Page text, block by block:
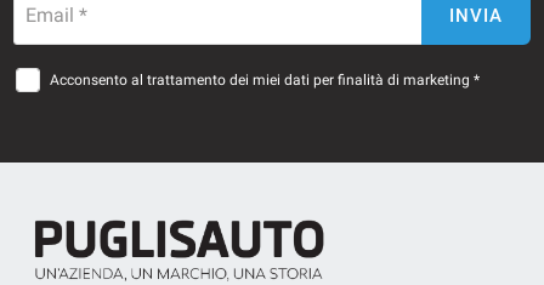
Email * INVIA
Acconsento al trattamento dei miei dati per finalità di marketing *